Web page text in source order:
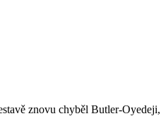
znovu chyběl Butler-